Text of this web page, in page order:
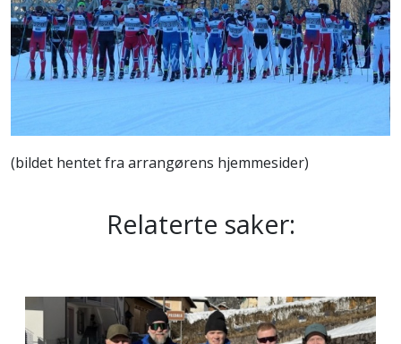
(bildet hentet fra arrangørens hjemmesider)
Relaterte saker: